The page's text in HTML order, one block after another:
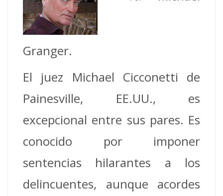
Granger.
El juez Michael Cicconetti de
Painesville, EE.UU., es
excepcional entre sus pares. Es
conocido por imponer
sentencias hilarantes a los
delincuentes, aunque acordes